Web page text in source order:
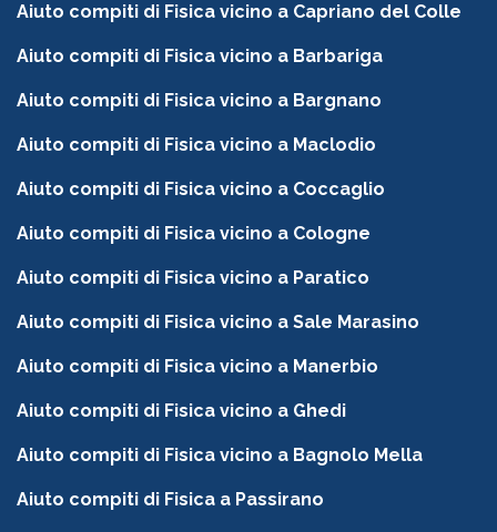
Aiuto compiti di Fisica vicino a Capriano del Colle
Aiuto compiti di Fisica vicino a Barbariga
Aiuto compiti di Fisica vicino a Bargnano
Aiuto compiti di Fisica vicino a Maclodio
Aiuto compiti di Fisica vicino a Coccaglio
Aiuto compiti di Fisica vicino a Cologne
Aiuto compiti di Fisica vicino a Paratico
Aiuto compiti di Fisica vicino a Sale Marasino
Aiuto compiti di Fisica vicino a Manerbio
Aiuto compiti di Fisica vicino a Ghedi
Aiuto compiti di Fisica vicino a Bagnolo Mella
Aiuto compiti di Fisica a Passirano